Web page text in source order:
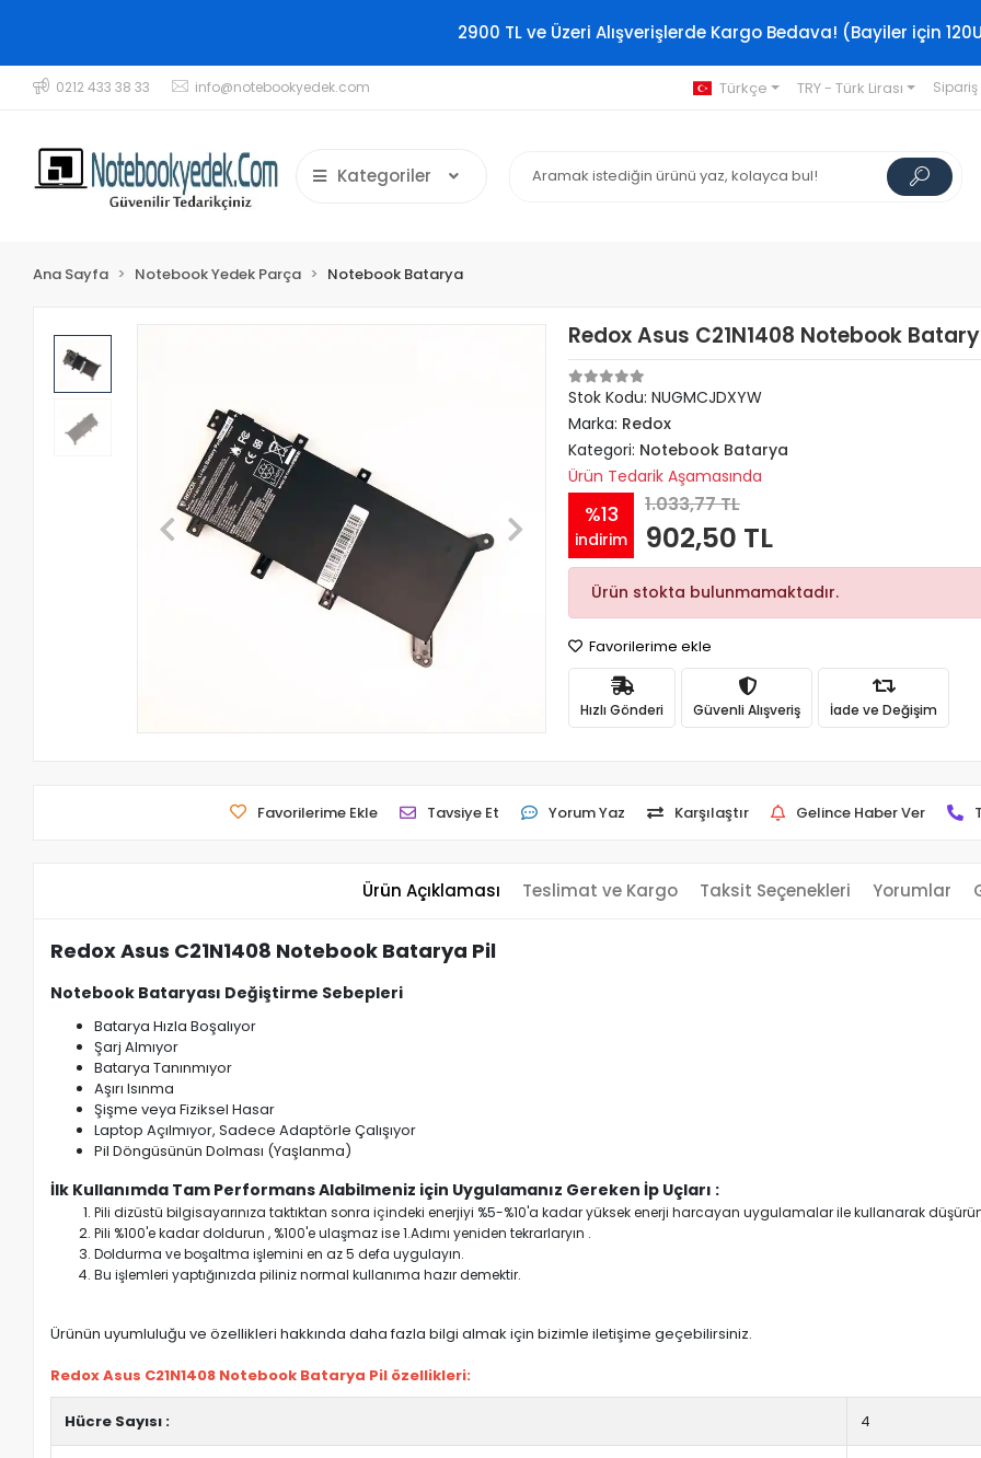
2900 TL ve Üzeri Alışverişlerde Kargo Bedava! (Bayiler için
0212 433 38 33 info@notebookyedek.com Türkçe TRY - Türk Lirası
Kategoriler
Ana Sayfa Notebook Yedek Parça Notebook Batarya
Redox Asus C21N1408 Notebook
Stok Kodu: NUGMCJDXYW
Marka: Redox
Kategori: Notebook Batarya
Ürün Tedarik Aşamasında
%13
indirim
1.033,77 TL
902,50 TL
Ürün stokta bulunmamaktadır.
Favorilerime ekle
Hızlı Gönderi Güvenli Alışveriş İade ve Değişim
Favorilerime Ekle Tavsiye Et Yorum Yaz Karşılaştır Gelince Haber Ver
Ürün Açıklaması Teslimat ve Kargo Taksit Seçenekleri Yorumlar
Redox Asus C21N1408 Notebook Batarya Pil
Notebook Bataryası Değiştirme Sebepleri
Batarya Hızla Boşalıyor
Şarj Almıyor
Batarya Tanınmıyor
Aşırı Isınma
Şişme veya Fiziksel Hasar
Laptop Açılmıyor, Sadece Adaptörle Çalışıyor
Pil Döngüsünün Dolması (Yaşlanma)
İlk Kullanımda Tam Performans Alabilmeniz için Uygulamanız Gereken İp Uçları :
Pili dizüstü bilgisayarınıza taktıktan sonra içindeki enerjiyi %5-%10'a kadar yüksek enerji harcayan uygulamalar ile kullanarak
Pili %100'e kadar doldurun , %100'e ulaşmaz ise 1.Adımı yeniden tekrarlaryın .
Doldurma ve boşaltma işlemini en az 5 defa uygulayın.
Bu işlemleri yaptığınızda piliniz normal kullanıma hazır demektir.
Ürünün uyumluluğu ve özellikleri hakkında daha fazla bilgi almak için bizimle iletişime geçebilirsiniz.
Redox Asus C21N1408 Notebook Batarya Pil özellikleri:
Hücre Sayısı : 4